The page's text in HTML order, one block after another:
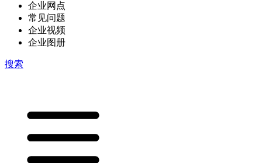
企业网点
常见问题
企业视频
企业图册
搜索